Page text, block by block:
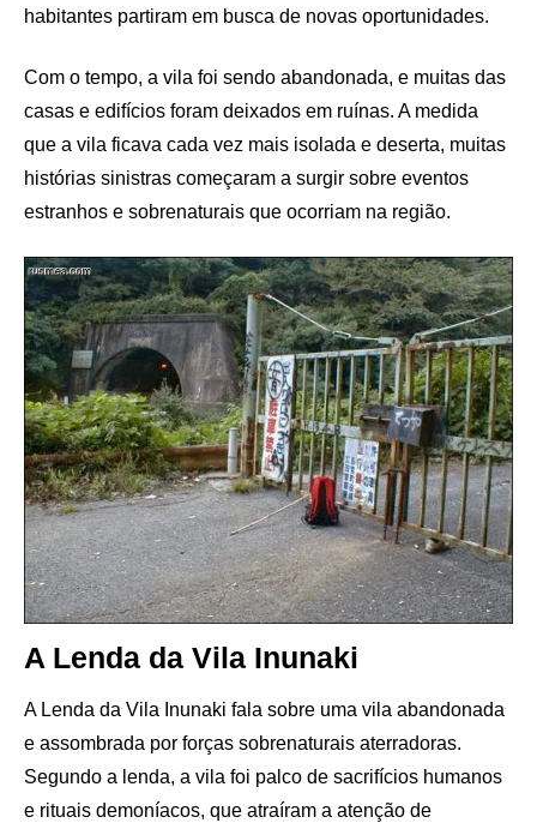
habitantes partiram em busca de novas oportunidades.
Com o tempo, a vila foi sendo abandonada, e muitas das
casas e edifícios foram deixados em ruínas. A medida
que a vila ficava cada vez mais isolada e deserta, muitas
histórias sinistras começaram a surgir sobre eventos
estranhos e sobrenaturais que ocorriam na região.
A Lenda da Vila Inunaki
A Lenda da Vila Inunaki fala sobre uma vila abandonada
e assombrada por forças sobrenaturais aterradoras.
Segundo a lenda, a vila foi palco de sacrifícios humanos
e rituais demoníacos, que atraíram a atenção de